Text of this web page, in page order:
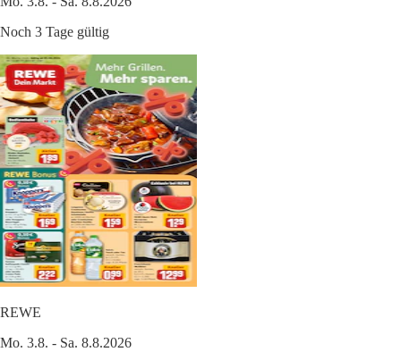
Noch 3 Tage gültig
REWE
Mo. 3.8. - Sa. 8.8.2026